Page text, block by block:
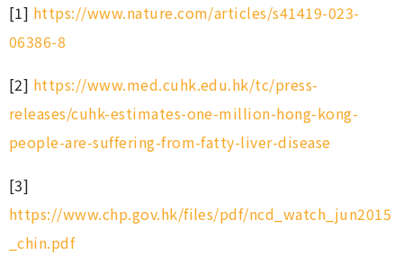
[1] https://www.nature.com/articles/s41419-023-
06386-8
[2] https://www.med.cuhk.edu.hk/tc/press-
releases/cuhk-estimates-one-million-hong-kong-
people-are-suffering-from-fatty-liver-disease
[3]
https://www.chp.gov.hk/files/pdf/ncd_watch_jun2015
_chin.pdf